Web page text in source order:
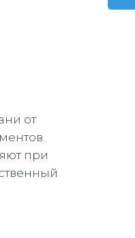
от
при